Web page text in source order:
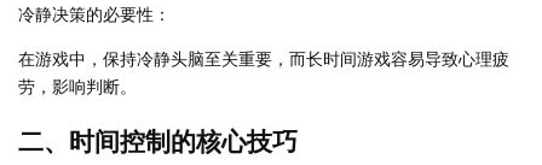
冷静决策的必要性：
在游戏中，保持冷静头脑至关重要，而长时间游戏容易导致心理疲
劳，影响判断。
二、时间控制的核心技巧